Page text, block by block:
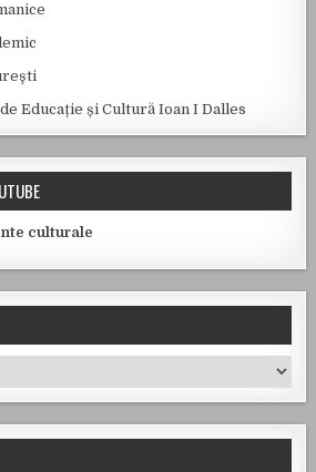
Educație și Cultură Ioan I Dalles
culturale